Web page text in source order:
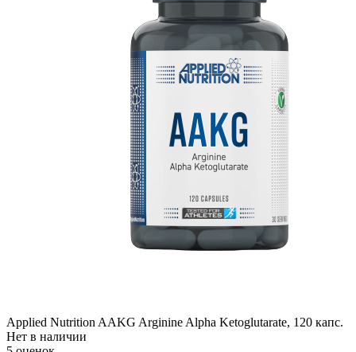
Applied Nutrition AAKG Arginine Alpha Ketoglutarate, 120 капс.
Нет в наличии